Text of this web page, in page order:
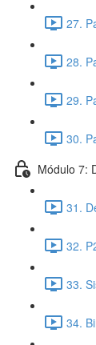
27.
28.
29.
30.
Módulo 7:
31.
32.
33.
34.